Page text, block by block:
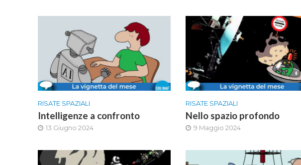
RISATE SPAZIALI
Intelligenze a confronto
13 Giugno 2024
RISATE SPAZIALI
Nello spazio profondo
9 Maggio 2024